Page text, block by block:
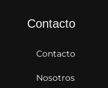
Contacto
Contacto
Nosotros